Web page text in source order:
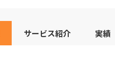
サービス紹介 実績